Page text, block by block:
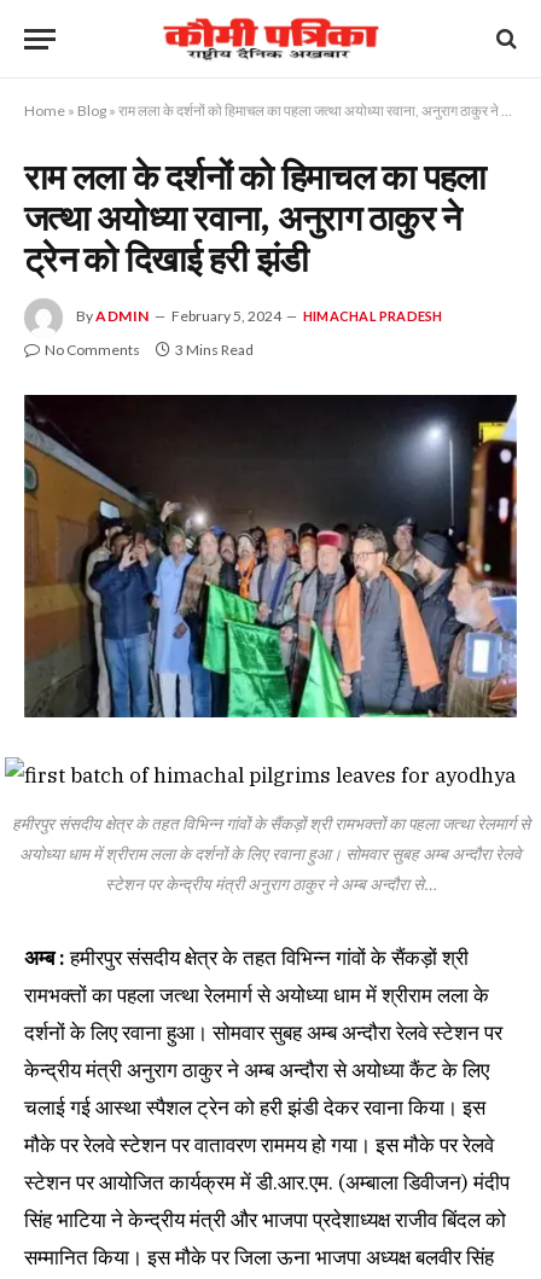
Home » Blog » राम लला के दर्शनों को हिमाचल का पहला जत्था अयोध्या रवाना, अनुराग ठाकुर ने ट्रेन को दिखाई हरी झंडी
राम लला के दर्शनों को हिमाचल का पहला
जत्था अयोध्या रवाना, अनुराग ठाकुर ने
ट्रेन को दिखाई हरी झंडी
ByADMIN February 5, 2024 HIMACHAL PRADESH
No Comments 3 Mins Read
हमीरपुर संसदीय क्षेत्र के तहत विभिन्न गांवों के सैंकड़ों श्री रामभक्तों का पहला जत्था रेलमार्ग से
अयोध्या धाम में श्रीराम लला के दर्शनों के लिए रवाना हुआ। सोमवार सुबह अम्ब अन्दौरा रेलवे
स्टेशन पर केन्द्रीय मंत्री अनुराग ठाकुर ने अम्ब अन्दौरा से…
अम्ब :हमीरपुर संसदीय क्षेत्र के तहत विभिन्न गांवों के सैंकड़ों श्री
रामभक्तों का पहला जत्था रेलमार्ग से अयोध्या धाम में श्रीराम लला के
दर्शनों के लिए रवाना हुआ। सोमवार सुबह अम्ब अन्दौरा रेलवे स्टेशन पर
केन्द्रीय मंत्री अनुराग ठाकुर ने अम्ब अन्दौरा से अयोध्या कैंट के लिए
चलाई गई आस्था स्पैशल ट्रेन को हरी झंडी देकर रवाना किया। इस
मौके पर रेलवे स्टेशन पर वातावरण राममय हो गया। इस मौके पर रेलवे
स्टेशन पर आयोजित कार्यक्रम में डी.आर.एम. (अम्बाला डिवीजन) मंदीप
सिंह भाटिया ने केन्द्रीय मंत्री और भाजपा प्रदेशाध्यक्ष राजीव बिंदल को
सम्मानित किया। इस मौके पर जिला ऊना भाजपा अध्यक्ष बलवीर सिंह